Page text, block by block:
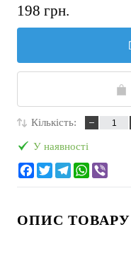
198 грн.
Кількість:
У наявності
ОПИС ТОВАРУ